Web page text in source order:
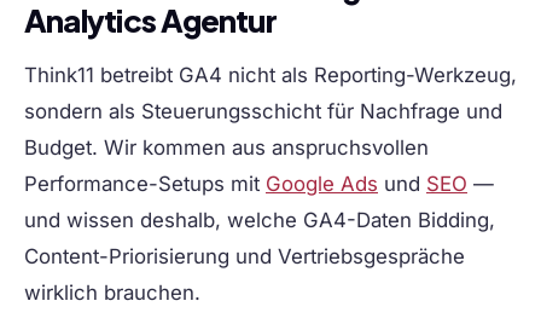
Analytics Agentur
Think11 betreibt GA4 nicht als Reporting-Werkzeug,
sondern als Steuerungsschicht für Nachfrage und
Budget. Wir kommen aus anspruchsvollen
Performance-Setups mit Google Ads und SEO —
und wissen deshalb, welche GA4-Daten Bidding,
Content-Priorisierung und Vertriebsgespräche
wirklich brauchen.